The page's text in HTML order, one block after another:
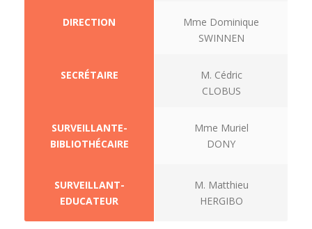
DIRECTION
Mme Dominique
SWINNEN
SECRÉTAIRE
M. Cédric
CLOBUS
SURVEILLANTE-
BIBLIOTHÉCAIRE
Mme Muriel
DONY
SURVEILLANT-
EDUCATEUR
M. Matthieu
HERGIBO